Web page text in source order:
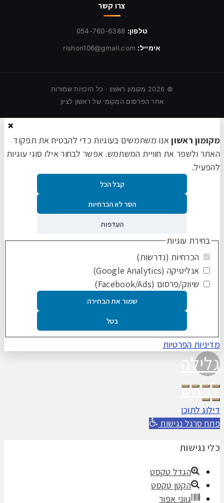
צרו קשר
טלפון: 054-760-6388
אימייל: rishon106@gmail.com
©
2026 מקומון ראשון · כל הזכויות שמורות
אתר הפרסום המקומי של ראשון לציון
×
מקומון ראשוןאנו משתמשים בעוגיות כדי להבטיח את תפקוד
האתר ולשפר את חוויית המשתמש. אפשר לבחור אילו סוגי עוגיות
להפעיל.
קבל הכל
הסר לא הכרחיות
העדפות
בחירת עוגיות
הכרחיות (נדרשות)
אנליטיקה (Google Analytics)
שיווק/פרסום (Facebook/Ads)
שמור את הבחירה
בטל
מדיניות הפרטיות
גלילה
לראש
העמוד
דילוג לתוכן
פתח סרגל נגישות
כלי נגישות
הגדל טקסט
הקטן טקסט
גווני אפור